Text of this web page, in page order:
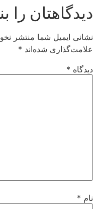
دیدگاهتان را
نشانی ایمیل شما منتشر
علامت‌گذاری شده‌اند *
دیدگاه *
نام *